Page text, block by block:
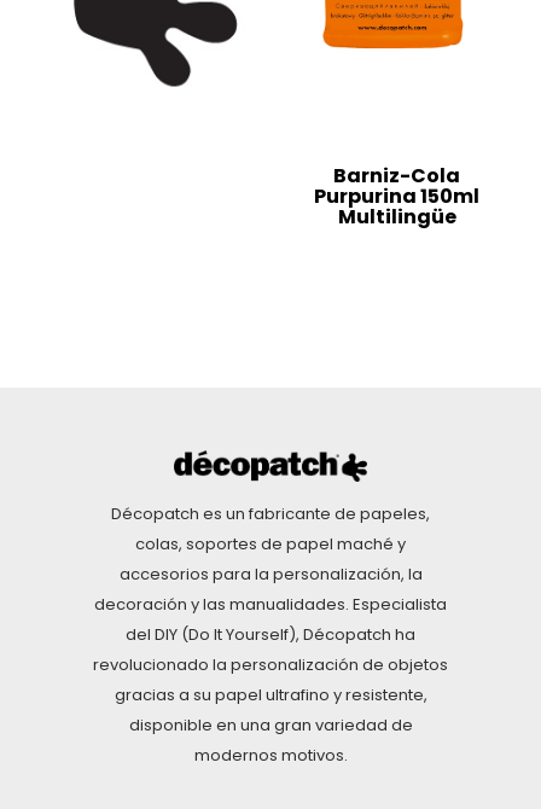
Barniz-Cola
Purpurina 150ml
Multilingüe
Décopatch es un fabricante de papeles,
colas, soportes de papel maché y
accesorios para la personalización, la
decoración y las manualidades. Especialista
del DIY (Do It Yourself), Décopatch ha
revolucionado la personalización de objetos
gracias a su papel ultrafino y resistente,
disponible en una gran variedad de
modernos motivos.